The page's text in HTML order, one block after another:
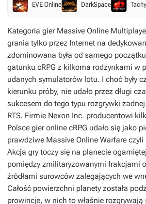
EVE Online DarkSpace
Kategoria gier Massive Online
grania tylko przez Internet na
zdominowana była od samego
gatunku cRPG z kilkoma rodzynkami w
udanych symulatorów lotu. I choć były
kierunku próby, nie udało przez długi
sukcesem do tego typu rozgrywki
RTS. Firmie Nexon Inc. producentowi
Polsce gier online cRPG udało się jako
prawdziwe Massive Online Warfare czyli
Akcja gry toczy się na planecie
pomiędzy zmilitaryzowanymi frakcjami
źródłami surowców zalegających we
Całość powierzchni planety została
prowincje, w nich to właśnie